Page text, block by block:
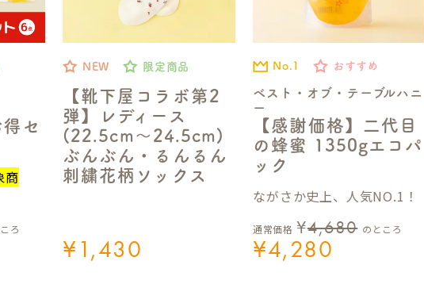
得セ
ろ
商
【靴下屋コラボ第2
弾】レディース
(22.5cm～24.5cm)
ぶんぶん・るんるん
刺繍花柄ソックス
NEW 限定商品
¥1,430
ベスト・オブ・テーブルハニ
ー
【感謝価格】二代目
の蜂蜜 1350gエコパ
ック
No.1 おすすめ
通常価格 ¥4,680 のところ
¥4,280
ながさか史上、人気NO.1！